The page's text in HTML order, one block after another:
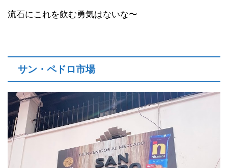
流石にこれを飲む勇気はないな〜
サン・ペドロ市場